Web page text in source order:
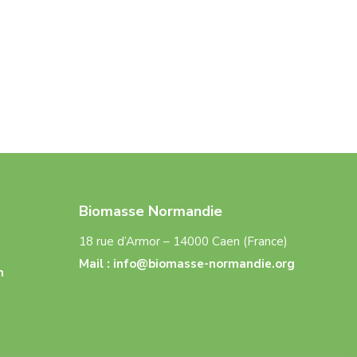
Biomasse Normandie
18 rue d’Armor – 14000 Caen (France)
Mail : info@biomasse-normandie.org